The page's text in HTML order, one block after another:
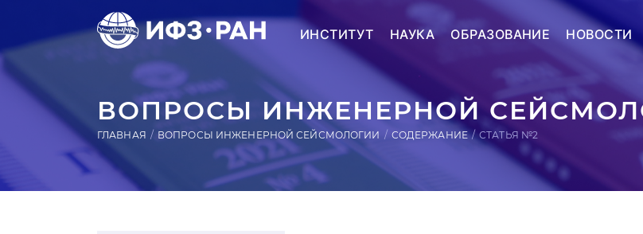
ИНСТИТУТ НАУКА ОБРАЗОВАНИЕ НОВОСТИ
ВОПРОСЫ ИНЖЕНЕРНОЙ
ГЛАВНАЯ ВОПРОСЫ ИНЖЕНЕРНОЙ СЕЙСМОЛОГИИ СОДЕРЖАНИЕ СТАТЬЯ №2